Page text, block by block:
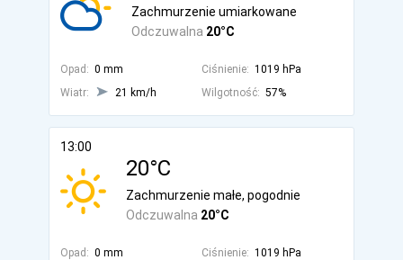
Odczuwalna 20°C
Zachmurzenie umiarkowane
Opad: 0 mm Ciśnienie: 1019 hPa
Wiatr:
21 km/h Wilgotność: 57%
13:00
20°C
Odczuwalna 20°C
Zachmurzenie małe, pogodnie
Opad: 0 mm Ciśnienie: 1019 hPa